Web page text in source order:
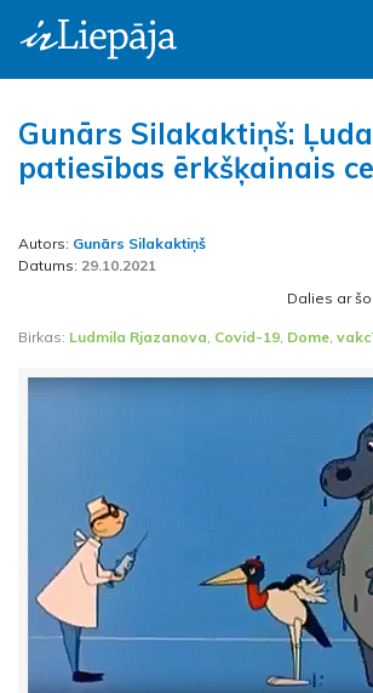
Gunārs Silakaktiņš:
patiesības ērkšķainais
Autors: Gunārs Silakaktiņš
Datums: 29.10.2021
Dalies ar
Birkas: Ludmila Rjazanova Covid-19 Dome